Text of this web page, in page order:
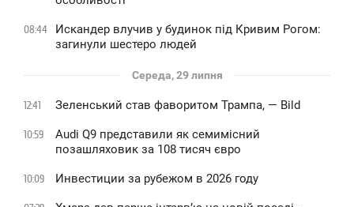
08:44
Искандер влучив у будинок під Кривим Рогом:
загинули шестеро людей
Середа, 29 липня
12:41 Зеленський став фаворитом Трампа, — Bild
10:59
Audi Q9 представили як семимісний
позашляховик за 108 тисяч євро
10:09 Инвестиции за рубежом в 2026 году